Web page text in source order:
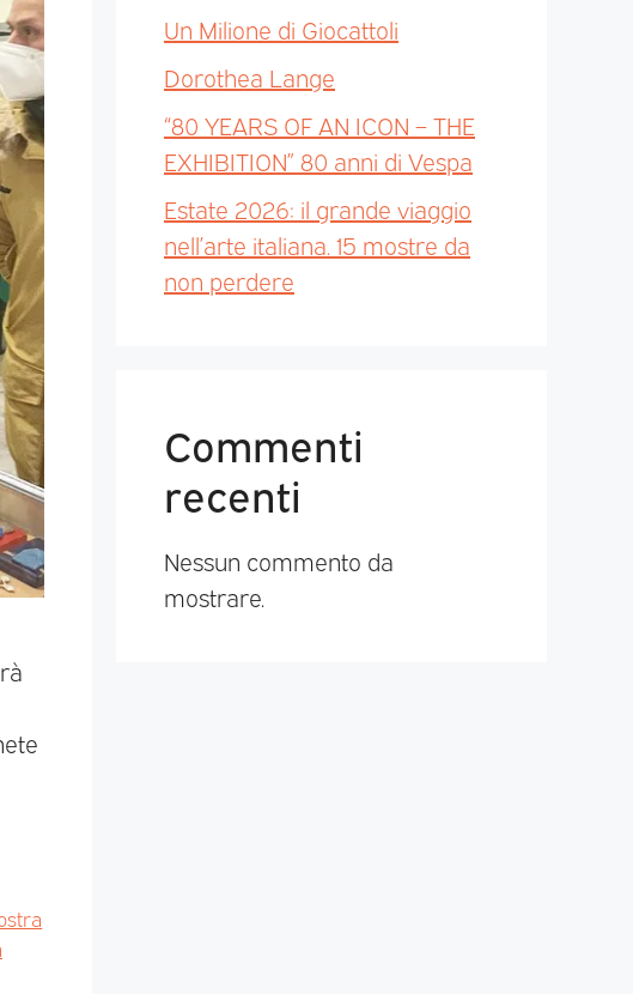
Un Milione di Giocattoli
Dorothea Lange
“80 YEARS OF AN ICON – THE
EXHIBITION” 80 anni di Vespa
Estate 2026: il grande viaggio
nell’arte italiana. 15 mostre da
non perdere
Commenti
recenti
Nessun commento da
mostrare.